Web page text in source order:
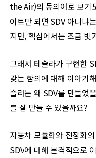
the Air)의 동의어로 보기
이트만 되면 SDV 아니냐
지만, 핵심에서는 조금 빗
그래서 테슬라가 구현한
갖는 함의에 대해 이야기
슬라는 왜 SDV를 만들었
를 잘 만들 수 있을까요?
자동차 모듈화와 전장화
SDV에 대해 본격적으로